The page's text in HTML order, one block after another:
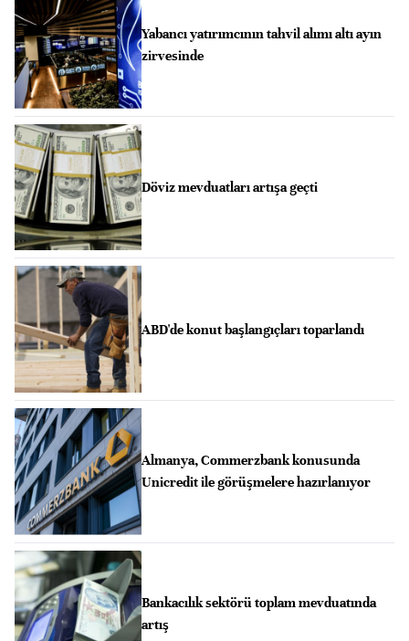
Yabancı yatırımcının tahvil alımı altı ayın
zirvesinde
Döviz mevduatları artışa geçti
ABD'de konut başlangıçları toparlandı
Almanya, Commerzbank konusunda
Unicredit ile görüşmelere hazırlanıyor
Bankacılık sektörü toplam mevduatında
artış